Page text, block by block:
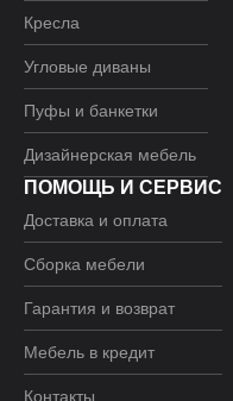
Кресла
Угловые диваны
Пуфы и банкетки
Дизайнерская мебель
ПОМОЩЬ И СЕРВИС
Доставка и оплата
Сборка мебели
Гарантия и возврат
Мебель в кредит
Контакты